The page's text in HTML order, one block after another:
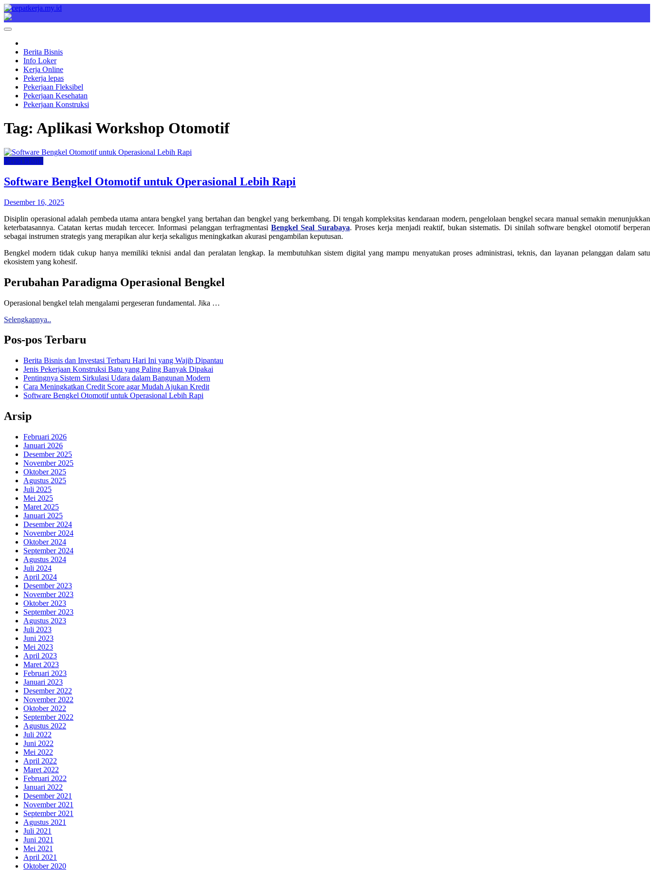
Skip
to
content
Cepat Kerja
Berita Bisnis
Berita Bisnis
Info Loker
Kerja Online
Pekerja lepas
Pekerjaan Fleksibel
Pekerjaan Kesehatan
Pekerjaan Konstruksi
Tag: Aplikasi Workshop Otomotif
Berita Bisnis
Software Bengkel Otomotif untuk Operasional Lebih Rapi
Desember 16, 2025
Disiplin operasional adalah pembeda utama antara bengkel yang bertahan dan bengkel yang berkembang. Di tengah kompleksitas kendaraan modern, pengelolaan bengkel secara manual semakin menunjukkan
keterbatasannya. Catatan kertas mudah tercecer. Informasi pelanggan terfragmentasiBengkel Seal Surabaya. Proses kerja menjadi reaktif, bukan sistematis. Di sinilah software bengkel otomotif berperan
sebagai instrumen strategis yang merapikan alur kerja sekaligus meningkatkan akurasi pengambilan keputusan.
Bengkel modern tidak cukup hanya memiliki teknisi andal dan peralatan lengkap. Ia membutuhkan sistem digital yang mampu menyatukan proses administrasi, teknis, dan layanan pelanggan dalam satu
ekosistem yang kohesif.
Perubahan Paradigma Operasional Bengkel
Operasional bengkel telah mengalami pergeseran fundamental. Jika …
Selengkapnya..
Pos-pos Terbaru
Berita Bisnis dan Investasi Terbaru Hari Ini yang Wajib Dipantau
Jenis Pekerjaan Konstruksi Batu yang Paling Banyak Dipakai
Pentingnya Sistem Sirkulasi Udara dalam Bangunan Modern
Cara Meningkatkan Credit Score agar Mudah Ajukan Kredit
Software Bengkel Otomotif untuk Operasional Lebih Rapi
Arsip
Februari 2026
Januari 2026
Desember 2025
November 2025
Oktober 2025
Agustus 2025
Juli 2025
Mei 2025
Maret 2025
Januari 2025
Desember 2024
November 2024
Oktober 2024
September 2024
Agustus 2024
Juli 2024
April 2024
Desember 2023
November 2023
Oktober 2023
September 2023
Agustus 2023
Juli 2023
Juni 2023
Mei 2023
April 2023
Maret 2023
Februari 2023
Januari 2023
Desember 2022
November 2022
Oktober 2022
September 2022
Agustus 2022
Juli 2022
Juni 2022
Mei 2022
April 2022
Maret 2022
Februari 2022
Januari 2022
Desember 2021
November 2021
September 2021
Agustus 2021
Juli 2021
Juni 2021
Mei 2021
April 2021
Oktober 2020